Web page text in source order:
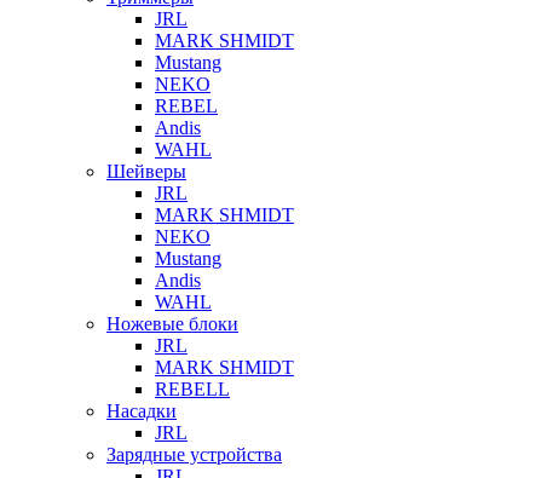
JRL
MARK SHMIDT
Mustang
NEKO
REBEL
Andis
WAHL
Шейверы
JRL
MARK SHMIDT
NEKO
Mustang
Andis
WAHL
Ножевые блоки
JRL
MARK SHMIDT
REBELL
Насадки
JRL
Зарядные устройства